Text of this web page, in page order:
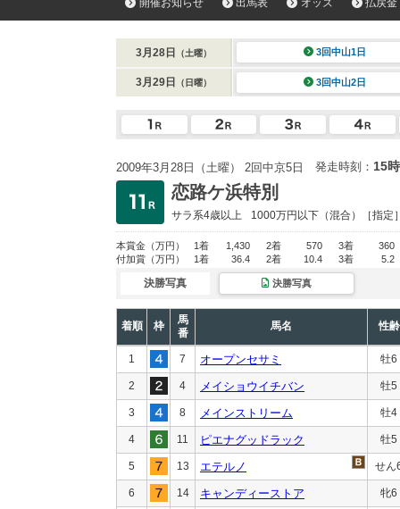
開催お知らせ 出馬表 オッズ 払戻金
3月28日 （土曜） 3回中山1日
3月29日 （日曜） 3回中山2日
2009年3月28日（土曜） 2回中京5日 発走時刻： 15
恋路ケ浜特別
サラ系4歳以上 1000万円以下 （混合）［指定
本賞金 （万円） 1着 1,430 2着 570 3着
360
付加賞 （万円） 1着 36.4 2着 10.4 3着 5.2
決勝写真 決勝写真
着順 枠
馬
番
馬名 性齢
1 7 オープンセサミ 牡6
2 4 メイショウイチバン 牡5
3 8 メインストリーム 牡4
4 11 ピエナグッドラック 牡5
5 13 エテルノ せん
6 14 キャンディーストア 牝6